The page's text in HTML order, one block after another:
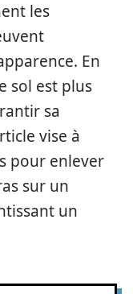
les
En
sol est plus
sa
vise à
pour enlever
sur un
un